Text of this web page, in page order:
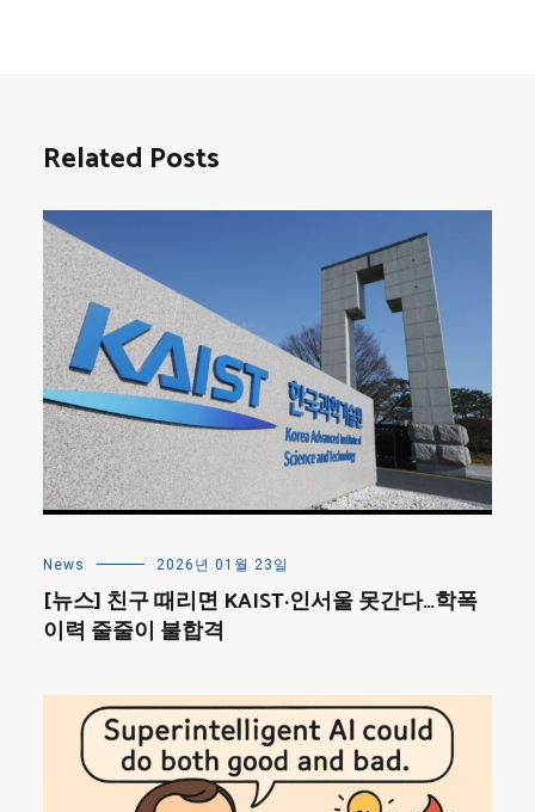
Related Posts
News 2026년 01월 23일
[뉴스] 친구 때리면 KAIST·인서울 못간다…학폭
이력 줄줄이 불합격